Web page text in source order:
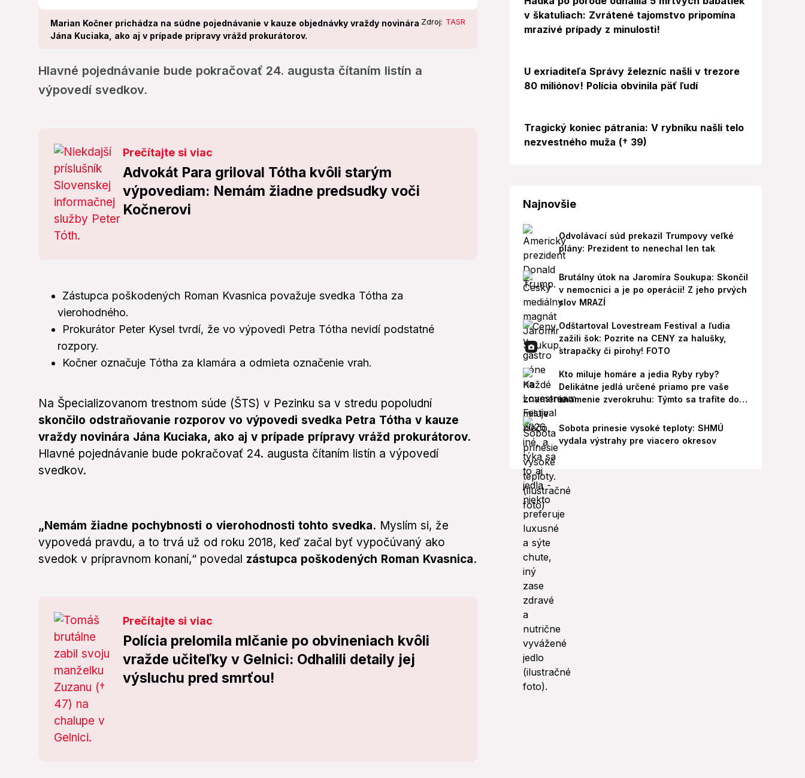
Marian Kočner prichádza na súdne pojednávanie v kauze objednávky vraždy novinára
Jána Kuciaka, ako aj v prípade prípravy vrážd prokurátorov.
Zdroj: TASR
Hlavné pojednávanie bude pokračovať 24. augusta čítaním listín a
výpovedí svedkov.
Prečítajte si viac
Advokát Para griloval Tótha kvôli starým
výpovediam: Nemám žiadne predsudky voči
Kočnerovi
Zástupca poškodených Roman Kvasnica považuje svedka Tótha za
vierohodného.
Prokurátor Peter Kysel tvrdí, že vo výpovedi Petra Tótha nevidí podstatné
rozpory.
Kočner označuje Tótha za klamára a odmieta označenie vrah.
Na Špecializovanom trestnom súde (ŠTS) v Pezinku sa v stredu popoludní
skončilo odstraňovanie rozporov vo výpovedi svedka Petra Tótha v kauze
vraždy novinára Jána Kuciaka, ako aj v prípade prípravy vrážd prokurátorov.
Hlavné pojednávanie bude pokračovať 24. augusta čítaním listín a výpovedí
svedkov.
„Nemám žiadne pochybnosti o vierohodnosti tohto svedka. Myslím si, že
vypovedá pravdu, a to trvá už od roku 2018, keď začal byť vypočúvaný ako
svedok v prípravnom konaní,“ povedal zástupca poškodených Roman Kvasnica.
Prečítajte si viac
Polícia prelomila mlčanie po obvineniach kvôli
vražde učiteľky v Gelnici: Odhalili detaily jej
výsluchu pred smrťou!
v škatuliach: Zvrátené tajomstvo pripomína
mrazivé prípady z minulosti!
U exriaditeľa Správy železníc našli v trezore
80 miliónov! Polícia obvinila päť ľudí
Tragický koniec pátrania: V rybníku našli telo
nezvestného muža († 39)
Najnovšie
Odvolávací súd prekazil Trumpovy veľké
plány: Prezident to nenechal len tak
Brutálny útok na Jaromíra Soukupa: Skončil
v nemocnici a je po operácii! Z jeho prvých
slov MRAZÍ
Odštartoval Lovestream Festival a ľudia
zažili šok: Pozrite na CENY za halušky,
strapačky či pirohy! FOTO
Kto miluje homáre a jedia Ryby ryby?
Delikátne jedlá určené priamo pre vaše
znamenie zverokruhu: Týmto sa trafíte do
Sobota prinesie vysoké teploty: SHMÚ
vydala výstrahy pre viacero okresov